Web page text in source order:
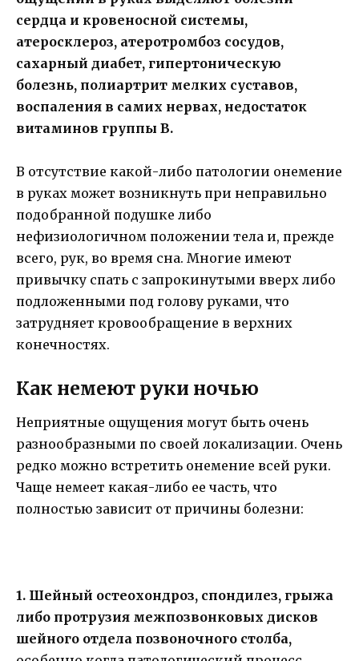
сердца и кровеносной системы,
атеросклероз, атеротромбоз сосудов,
сахарный диабет, гипертоническую
болезнь, полиартрит мелких суставов,
воспаления в самих нервах, недостаток
витаминов группы В.
В отсутствие какой-либо патологии онемение
в руках может возникнуть при неправильно
подобранной подушке либо
нефизиологичном положении тела и, прежде
всего, рук, во время сна. Многие имеют
привычку спать с запрокинутыми вверх либо
подложенными под голову руками, что
затрудняет кровообращение в верхних
конечностях.
Как немеют руки ночью
Неприятные ощущения могут быть очень
разнообразными по своей локализации. Очень
редко можно встретить онемение всей руки.
Чаще немеет какая-либо ее часть, что
полностью зависит от причины болезни:
1. Шейный остеохондроз, спондилез, грыжа
либо протрузия межпозвонковых дисков
шейного отдела позвоночного столба,